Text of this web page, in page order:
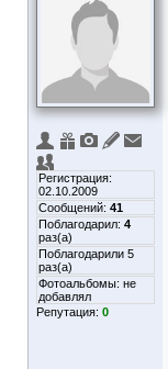
Регистрация:
02.10.2009
Сообщений: 41
Поблагодарил: 4
раз(а)
Поблагодарили 5
раз(а)
Фотоальбомы: не
добавлял
Репутация: 0